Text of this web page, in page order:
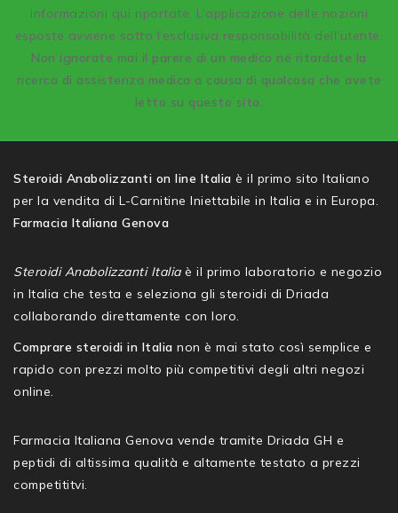
informazioni qui riportate. L’applicazione delle nozioni
esposte avviene sotto l’esclusiva responsabilità dell’utente.
Non ignorate mai il parere di un medico né ritardate la
ricerca di assistenza medica a causa di qualcosa che avete
letto su questo sito.
Steroidi Anabolizzanti on line Italia è il primo sito Italiano
per la vendita di L-Carnitine Iniettabile in Italia e in Europa.
Farmacia Italiana Genova
Steroidi Anabolizzanti Italiaè il primo laboratorio e negozio
in Italia che testa e seleziona gli steroidi di Driada
collaborando direttamente con loro.
Comprare steroidi in Italia non è mai stato così semplice e
rapido con prezzi molto più competitivi degli altri negozi
online.
Farmacia Italiana Genova vende tramite Driada GH e
peptidi di altissima qualità e altamente testato a prezzi
competititvi.